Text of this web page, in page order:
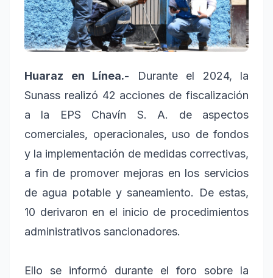
Huaraz en Línea.- Durante el 2024, la
Sunass realizó 42 acciones de fiscalización
a la EPS Chavín S. A. de aspectos
comerciales, operacionales, uso de fondos
y la implementación de medidas correctivas,
a fin de promover mejoras en los servicios
de agua potable y saneamiento. De estas,
10 derivaron en el inicio de procedimientos
administrativos sancionadores.
Ello se informó durante el foro sobre la